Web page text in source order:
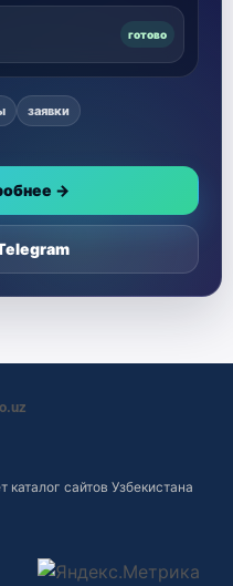
готово
заявки
→
каталог сайтов Узбекистана